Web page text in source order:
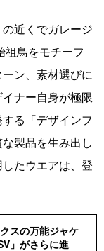
近くでガレージ
祖鳥をモチーフ
ン、素材選びに
ナー自身が極限
る「デザインフ
な製品を生み出し
たウエアは、登
スの万能ジャケ
」がさらに進